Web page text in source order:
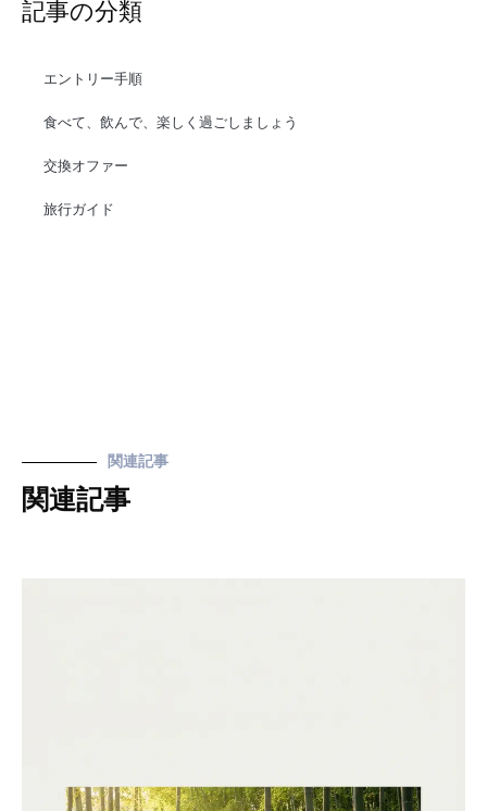
記事の分類
エントリー手順
食べて、飲んで、楽しく過ごしましょう
交換オファー
旅行ガイド
関連記事
関連記事